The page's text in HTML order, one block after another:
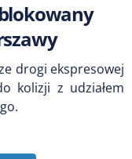
drogi ekspresowej
kolizji z udziałem